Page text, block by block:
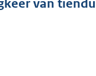
van